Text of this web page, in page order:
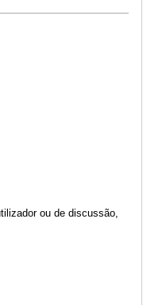
ou de discussão,